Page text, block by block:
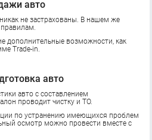
авто
не застрахованы. В нашем же
дополнительные возможности, как
Trade-in.
авто
авто с составлением
проводит чистку и ТО.
по устранению имеющихся проблем
осмотр можно провести вместе с